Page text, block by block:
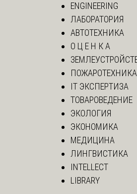
ENGINEERING
ЛАБОРАТОРИЯ
АВТОТЕХНИКА
О Ц Е Н К А
ПОЖАРОТЕХНИКА
IT ЭКСПЕРТИЗА
ТОВАРОВЕДЕНИЕ
ЭКОЛОГИЯ
ЭКОНОМИКА
МЕДИЦИНА
ЛИНГВИСТИКА
INTELLECT
LIBRARY